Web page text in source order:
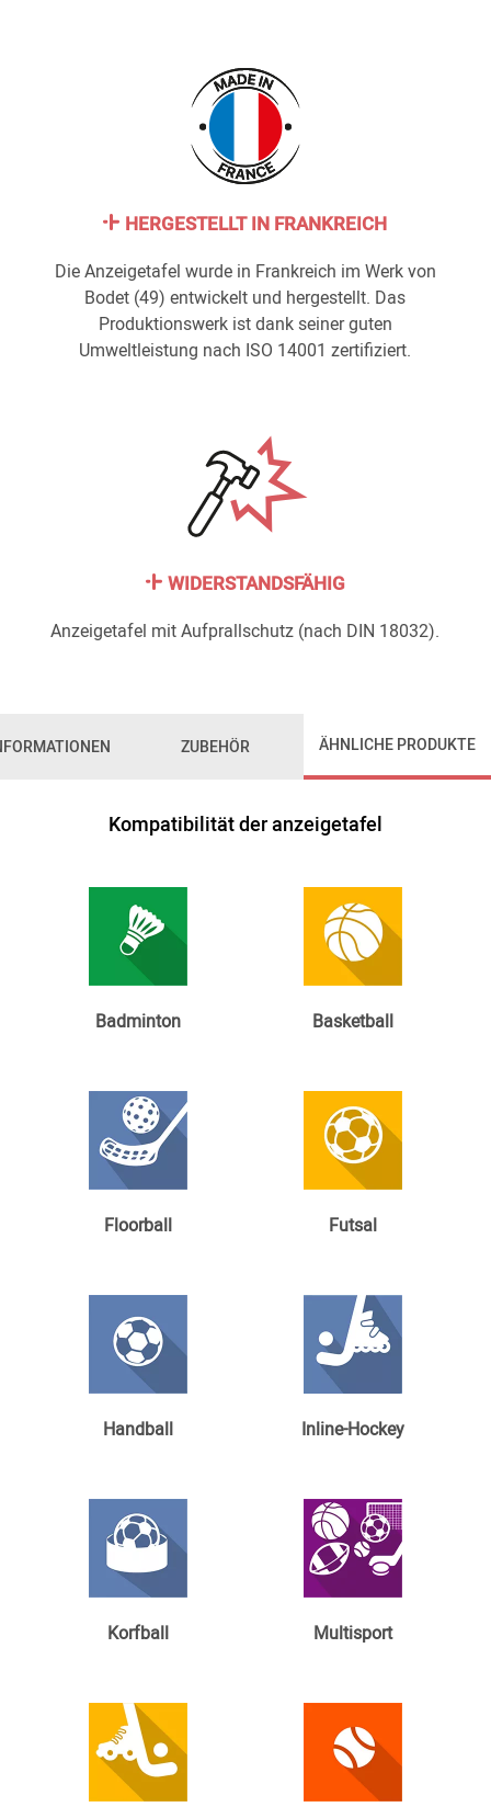
HERGESTELLT IN FRANKREICH
Die Anzeigetafel wurde in Frankreich im Werk von
Bodet (49) entwickelt und hergestellt. Das
Produktionswerk ist dank seiner guten
Umweltleistung nach ISO 14001 zertifiziert.
WIDERSTANDSFÄHIG
Anzeigetafel mit Aufprallschutz (nach DIN 18032).
ZUBEHÖR ÄHNLICHE PRODUKTE
Kompatibilität der anzeigetafel
Badminton Basketball
Floorball Futsal
Handball Inline-Hockey
Korfball Multisport